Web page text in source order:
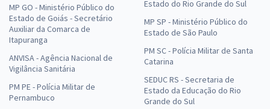
MP GO - Ministério Público do
Estado de Goiás - Secretário
Auxiliar da Comarca de
Itapuranga
ANVISA - Agência Nacional de
Vigilância Sanitária
PM PE - Polícia Militar de
Pernambuco
Estado do Rio Grande do Sul
MP SP - Ministério Público do
Estado de São Paulo
PM SC - Polícia Militar de Santa
Catarina
SEDUC RS - Secretaria de
Estado da Educação do Rio
Grande do Sul